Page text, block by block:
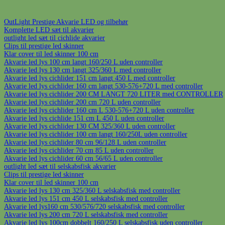
OutLight Prestige Akvarie LED og tilbehør
Komplette LED sæt til akvarier
outlight led sæt til cichlide akvarier
Clips til prestige led skinner
Klar cover til led skinner 100 cm
Akvarie led lys 100 cm langt 160/250 L uden controller
Akvarie led lys 130 cm langt 325/360 L med controller
Akvarie led lys cichlider 151 cm langt 450 L med controller
Akvarie led lys cichlider 160 cm langt 530-576+720 L med controller
Akvarie led lys cichlider 200 CM LANGT 720 LITER med CONTROLLER
Akvarie led lys cichlider 200 cm 720 L uden controller
Akvarie led lys cichlider 160 cm L 530-576+720 L uden controller
Akvarie led lys cichlide 151 cm L 450 L uden controller
Akvarie led lys cichlider 130 CM 325/360 L uden controller
Akvarie led lys cichlider 100 cm langt 160/250L uden controller
Akvarie led lys cichlider 80 cm 96/128 L uden controller
Akvarie led lys cichlider 70 cm 85 L uden controller
Akvarie led lys cichlider 60 cm 56/65 L uden controller
outlight led sæt til selskabsfisk akvarier
Clips til prestige led skinner
Klar cover til led skinner 100 cm
Akvarie led lys 130 cm 325/360 L selskabsfisk med controller
Akvarie led lys 151 cm 450 L selskabsfisk med controller
Akvarie led lys160 cm 530/576/720 selskabsfisk med controller
Akvarie led lys 200 cm 720 L selskabsfisk med controller
Akvarie led lys 100cm dobbelt 160/250 L selskabsfisk uden controller